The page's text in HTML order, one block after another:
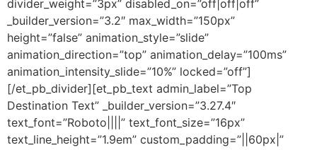
divider_weight=”3px” disabled_on=”off|off|off”
_builder_version=”3.2″ max_width=”150px”
height=”false” animation_style=”slide”
animation_direction=”top” animation_delay=”100ms”
animation_intensity_slide=”10%” locked=”off”]
[/et_pb_divider][et_pb_text admin_label=”Top
Destination Text” _builder_version=”3.27.4″
text_font=”Roboto||||” text_font_size=”16px”
text_line_height=”1.9em” custom_padding=”||60px|”